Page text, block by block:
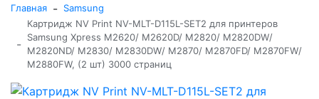
Главная - Samsung
-
Картридж NV Print NV-MLT-D115L-SET2 для принтеров
Samsung Xpress M2620/ M2620D/ M2820/ M2820DW/
M2820ND/ M2830/ M2830DW/ M2870/ M2870FD/ M2870FW/
M2880FW, (2 шт) 3000 страниц